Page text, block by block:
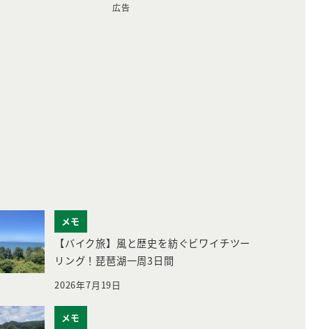
広告
メモ
【バイク旅】風と歴史を紡ぐビワイチツー
リング！琵琶湖一周3日間
2026年7月19日
メモ